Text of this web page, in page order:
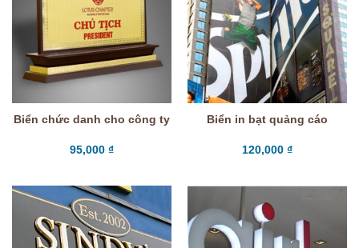
Biển chức danh cho công ty
95,000 ₫
Biển in bạt quảng cáo
120,000 ₫